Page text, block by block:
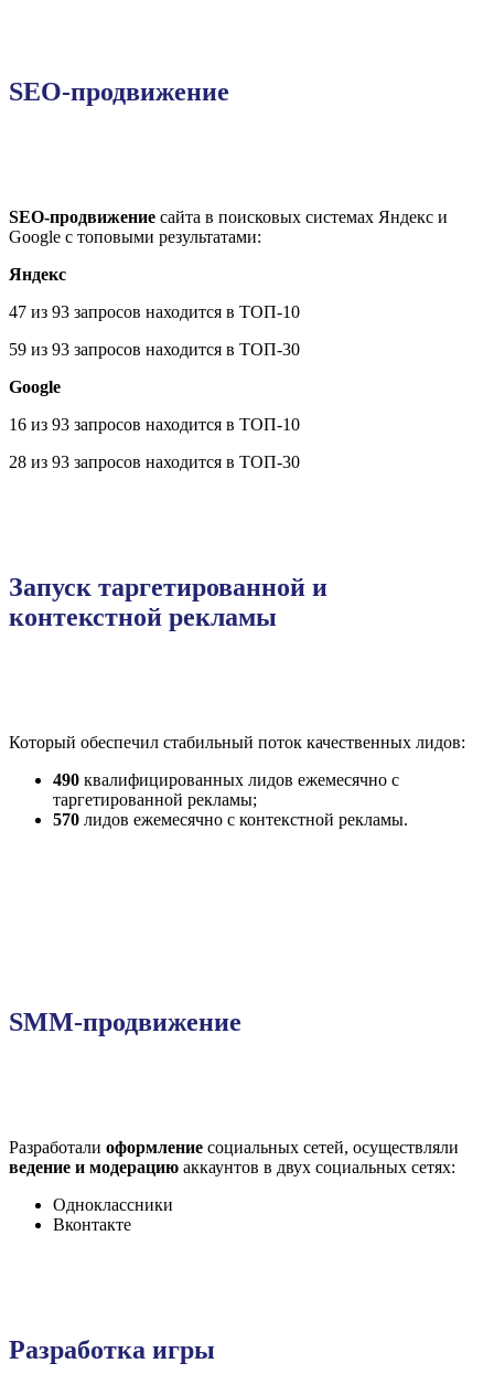
SEO-продвижение
SEO-продвижение сайта в поисковых системах Яндекс и
Google с топовыми результатами:
Яндекс
47 из 93 запросов находится в ТОП-10
59 из 93 запросов находится в ТОП-30
Google
16 из 93 запросов находится в ТОП-10
28 из 93 запросов находится в ТОП-30
Запуск таргетированной и
контекстной рекламы
Который обеспечил стабильный поток качественных лидов:
490 квалифицированных лидов ежемесячно с
таргетированной рекламы;
570 лидов ежемесячно с контекстной рекламы.
SMM-продвижение
Разработали оформление социальных сетей, осуществляли
ведение и модерацию аккаунтов в двух социальных сетях:
Одноклассники
Вконтакте
Разработка игры